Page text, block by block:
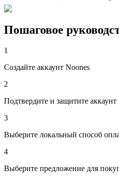
Пошаговое
1
Создайте аккаунт Noones
2
Подтвердите и защитите аккаунт
3
Выберите локальный способ
4
Выберите предложение для